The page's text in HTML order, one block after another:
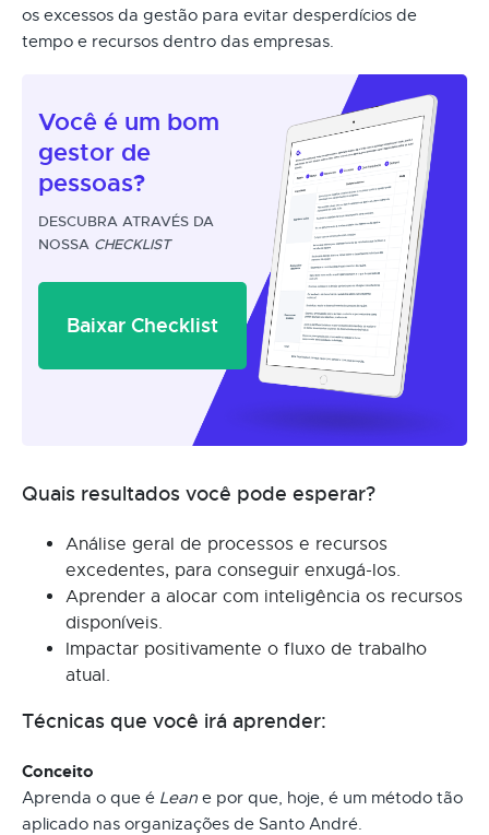
os excessos da gestão para evitar desperdícios de
tempo e recursos dentro das empresas.
Você é um bom
gestor de
pessoas?
DESCUBRA ATRAVÉS DA
NOSSA CHECKLIST
Baixar Checklist
Quais resultados você pode esperar?
Análise geral de processos e recursos
excedentes, para conseguir enxugá-los.
Aprender a alocar com inteligência os recursos
disponíveis.
Impactar positivamente o fluxo de trabalho
atual.
Técnicas que você irá aprender:
Conceito
Aprenda o que é Lean e por que, hoje, é um método tão
aplicado nas organizações de Santo André.